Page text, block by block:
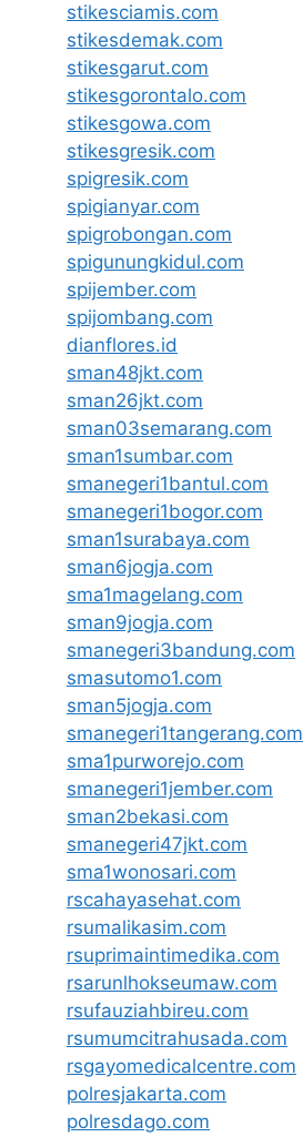
stikesciamis.com
stikesdemak.com
stikesgarut.com
stikesgorontalo.com
stikesgowa.com
stikesgresik.com
spigresik.com
spigianyar.com
spigrobongan.com
spigunungkidul.com
spijember.com
spijombang.com
dianflores.id
sman48jkt.com
sman26jkt.com
sman03semarang.com
sman1sumbar.com
smanegeri1bantul.com
smanegeri1bogor.com
sman1surabaya.com
sman6jogja.com
sma1magelang.com
sman9jogja.com
smanegeri3bandung.com
smasutomo1.com
sman5jogja.com
smanegeri1tangerang.com
sma1purworejo.com
smanegeri1jember.com
sman2bekasi.com
smanegeri47jkt.com
sma1wonosari.com
rscahayasehat.com
rsumalikasim.com
rsuprimaintimedika.com
rsarunlhokseumaw.com
rsufauziahbireu.com
rsumumcitrahusada.com
rsgayomedicalcentre.com
polresjakarta.com
polresdago.com